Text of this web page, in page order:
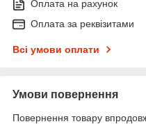
Оплата на рахунок
Оплата за реквізитами
Всі умови оплати
Умови повернення
Повернення товару